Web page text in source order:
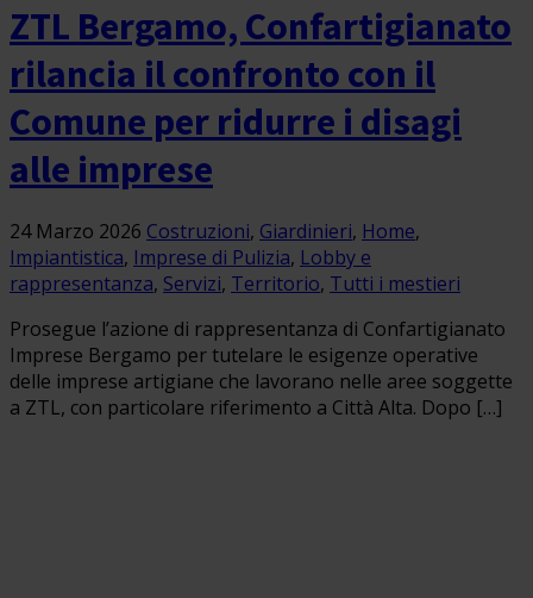
ZTL Bergamo, Confartigianato
rilancia il confronto con il
Comune per ridurre i disagi
alle imprese
24 Marzo 2026 Costruzioni, Giardinieri, Home,
Impiantistica, Imprese di Pulizia, Lobby e
rappresentanza, Servizi, Territorio, Tutti i mestieri
Prosegue l’azione di rappresentanza di Confartigianato
Imprese Bergamo per tutelare le esigenze operative
delle imprese artigiane che lavorano nelle aree soggette
a ZTL, con particolare riferimento a Città Alta. Dopo […]